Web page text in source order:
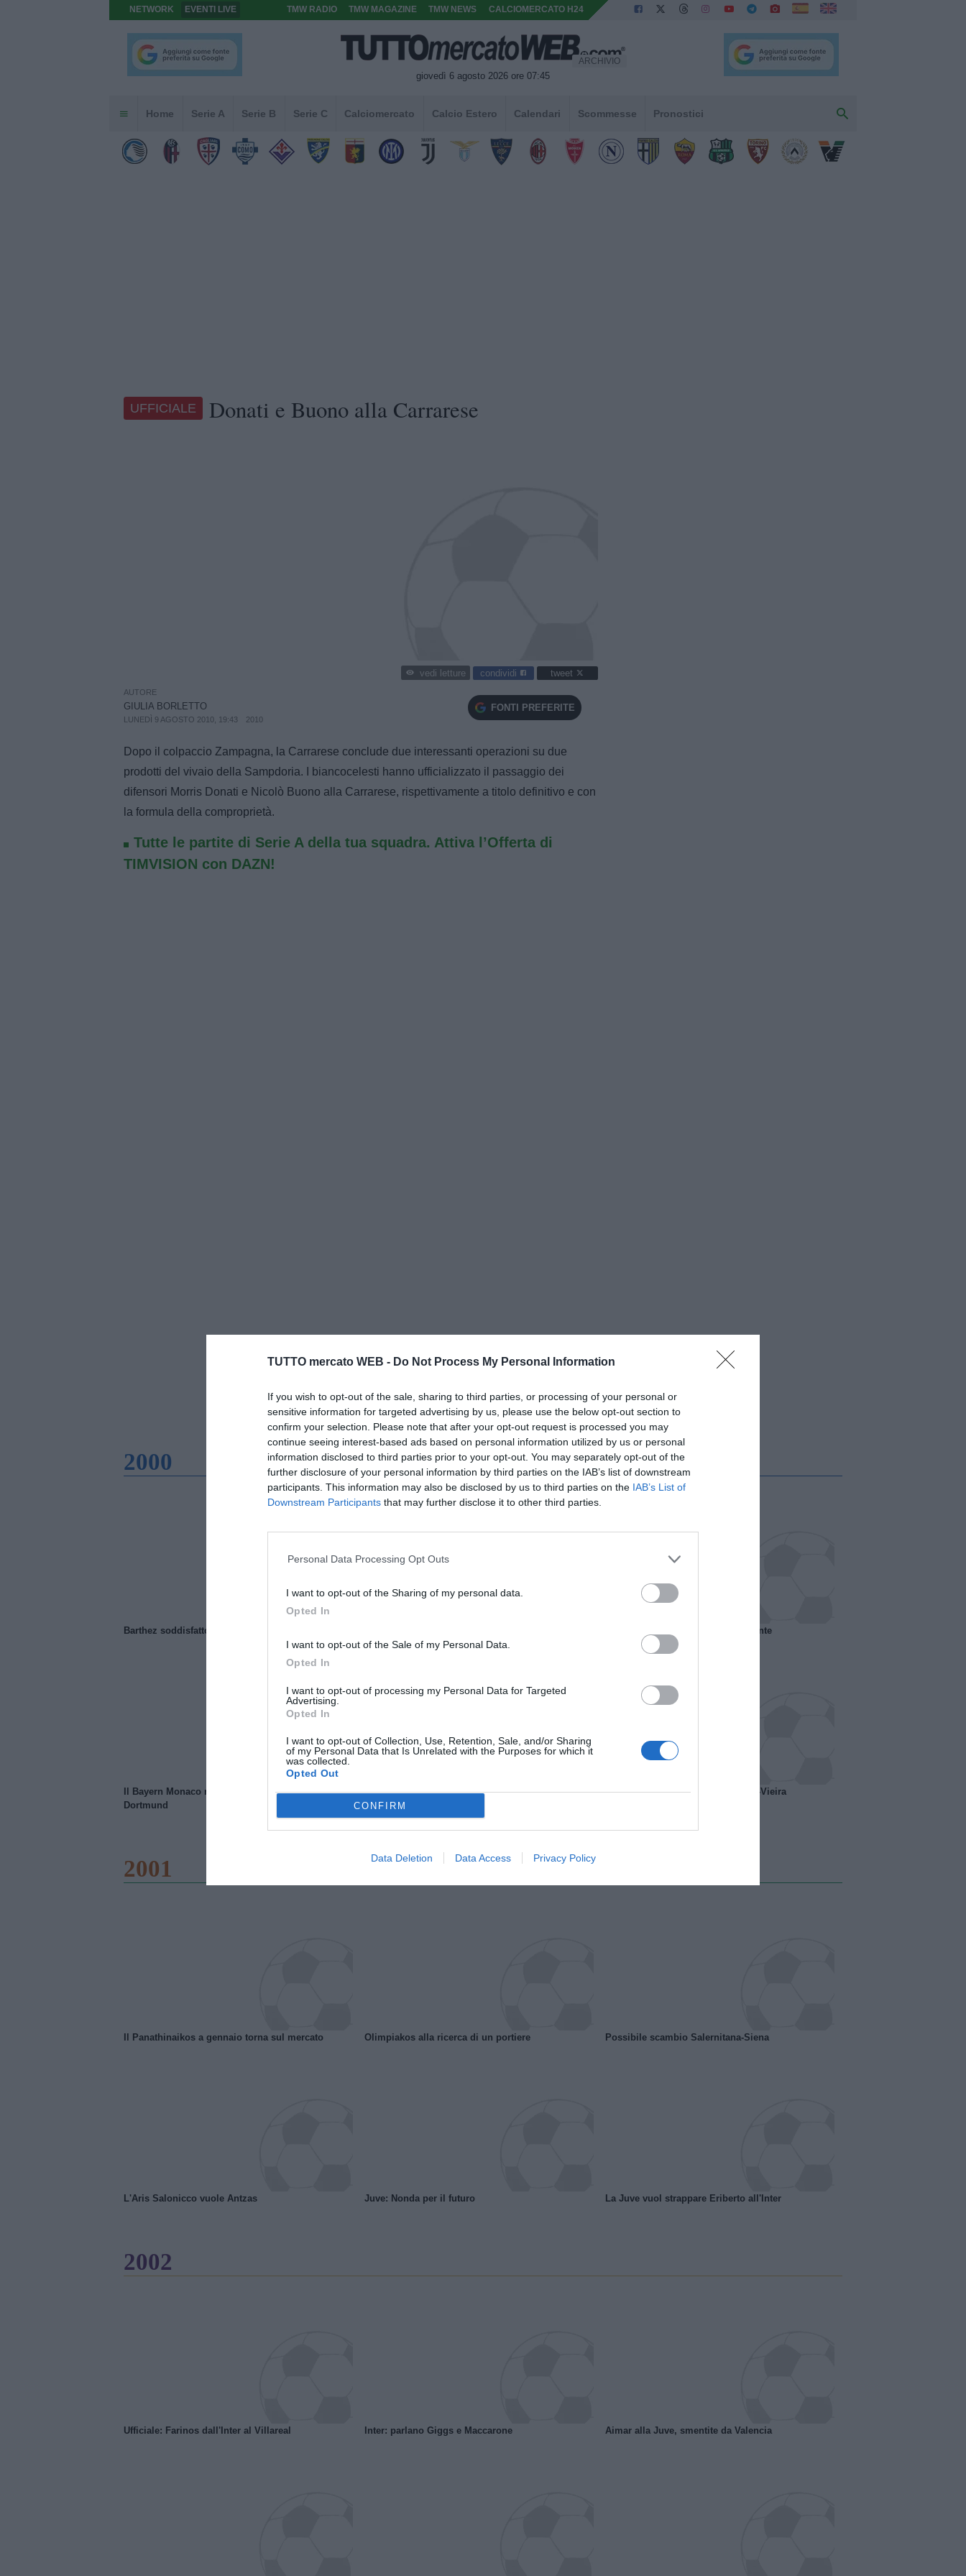
TUTTO mercato WEB - Do Not Process My Personal Information
If you wish to opt-out of the sale, sharing to third parties, or processing of your personal or
sensitive information for targeted advertising by us, please use the below opt-out section to
confirm your selection. Please note that after your opt-out request is processed you may
continue seeing interest-based ads based on personal information utilized by us or personal
information disclosed to third parties prior to your opt-out. You may separately opt-out of the
further disclosure of your personal information by third parties on the IAB’s list of downstream
participants. This information may also be disclosed by us to third parties on the IAB’s List of
Downstream Participants that may further disclose it to other third parties.
Personal Data Processing Opt Outs
I want to opt-out of the Sharing of my personal data.
Opted In
I want to opt-out of the Sale of my Personal Data.
Opted In
I want to opt-out of processing my Personal Data for Targeted
Advertising.
Opted In
I want to opt-out of Collection, Use, Retention, Sale, and/or Sharing
of my Personal Data that Is Unrelated with the Purposes for which it
was collected.
Opted Out
CONFIRM
Data Deletion Data Access Privacy Policy
NETWORK EVENTI LIVE TMW RADIO TMW MAGAZINE TMW NEWS CALCIOMERCATO H24
giovedì 6 agosto 2026 ore 07:45
ARCHIVIO
Home Serie A Serie B Serie C Calciomercato Calcio Estero Calendari Scommesse Pronostici
UFFICIALE Donati e Buono alla Carrarese
vedi letture condividi tweet
AUTORE
GIULIA BORLETTO
LUNEDÌ 9 AGOSTO 2010, 19:43 2010
FONTI PREFERITE
Dopo il colpaccio Zampagna, la Carrarese conclude due interessanti operazioni su due
prodotti del vivaio della Sampdoria. I biancocelesti hanno ufficializzato il passaggio dei
difensori Morris Donati e Nicolò Buono alla Carrarese, rispettivamente a titolo definitivo e con
la formula della comproprietà.
Tutte le partite di Serie A della tua squadra. Attiva l’Offerta di
TIMVISION con DAZN!
2000
Barthez soddisfatto del Manchester United Francia, il Marsiglia senza presidente
Il Bayern Monaco ridimensiona il Borussia
Dortmund
Wiltord vuole giocare A gennaio ipotesi scambio Davids-Vieira
2001
Il Panathinaikos a gennaio torna sul mercato Olimpiakos alla ricerca di un portiere Possibile scambio Salernitana-Siena
L'Aris Salonicco vuole Antzas Juve: Nonda per il futuro La Juve vuol strappare Eriberto all'Inter
2002
Ufficiale: Farinos dall'Inter al Villareal Inter: parlano Giggs e Maccarone Aimar alla Juve, smentite da Valencia